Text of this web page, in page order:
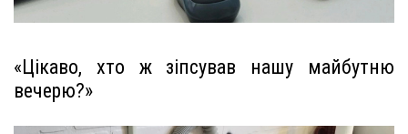
«Цікаво, хто ж зіпсував нашу майбутню
вечерю?»